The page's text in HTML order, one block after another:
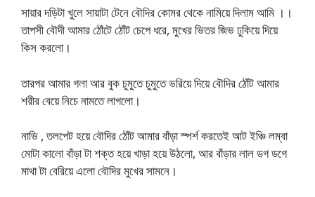
সায়ার দড়িটা খুলে সায়াটা টেনে বৌদির কোমর থেকে নামিয়ে দিলাম আমি ।।
তাপসী বৌদী আমার ঠোঁটে ঠোঁট চেপে ধরে, মুখের ভিতর জিভ ঢুকিয়ে দিয়ে
কিস করলো।
তারপর আমার গলা আর বুক চুমুতে চুমুতে ভরিয়ে দিয়ে বৌদির ঠোঁট আমার
শরীর বেয়ে নিচে নামতে লাগলো।
নাভি , তলপেট হয়ে বৌদির ঠোঁট আমার বাঁড়া স্পর্শ করতেই আট ইঞ্চি লম্বা
মোটা কালো বাঁড়া টা শক্ত হয়ে খাড়া হয়ে উঠলো, আর বাঁড়ার লাল ডগ ডগে
মাথা টা বেরিয়ে এলো বৌদির মুখের সামনে।